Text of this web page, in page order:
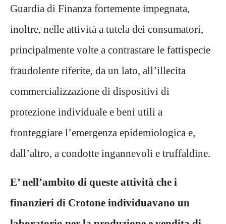
Guardia di Finanza fortemente impegnata,
inoltre, nelle attività a tutela dei consumatori,
principalmente volte a contrastare le fattispecie
fraudolente riferite, da un lato, all’illecita
commercializzazione di dispositivi di
protezione individuale e beni utili a
fronteggiare l’emergenza epidemiologica e,
dall’altro, a condotte ingannevoli e truffaldine.
E’ nell’ambito di queste attività che i
finanzieri di Crotone individuavano un